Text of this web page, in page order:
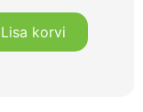
Lisa korvi